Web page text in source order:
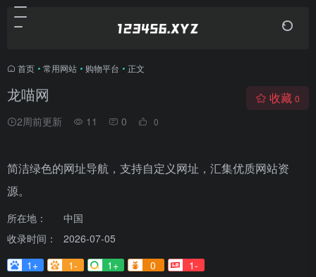
首页 • 常用网站 • 购物平台 • 正文
龙喵网
2周前更新 11 0 0
收藏 0
简洁绿色的网址导航，支持自定义网址，汇集优质网站资
源。
所在地：
中国
收录时间：
2026-07-05
1+
1- 1+ 0 1-